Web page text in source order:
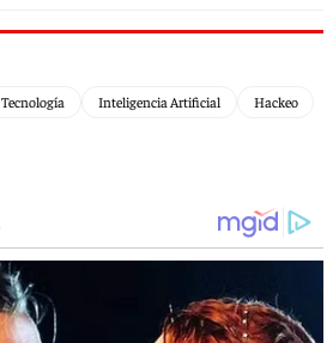
Tecnología Inteligencia Artificial Hackeo